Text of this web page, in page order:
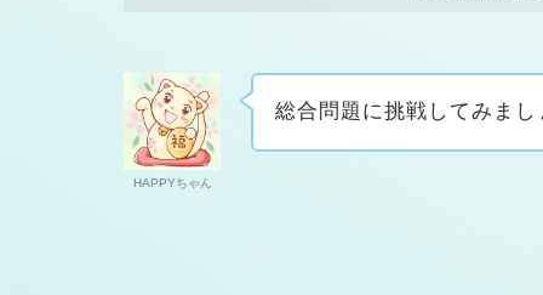
HAPPYちゃん
総合問題に挑戦してみまし